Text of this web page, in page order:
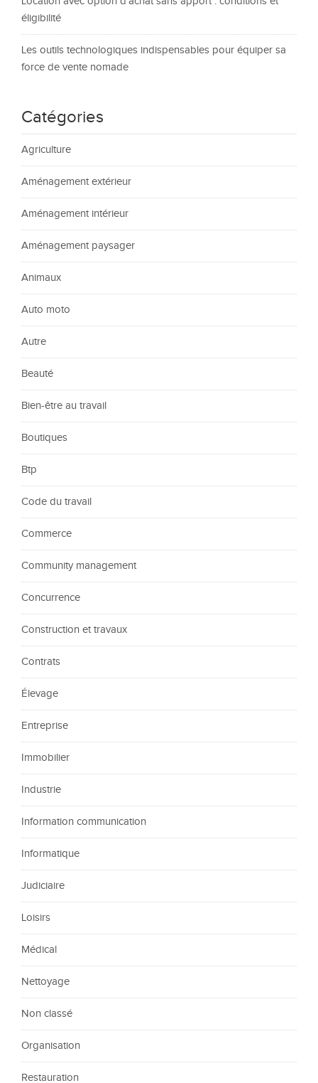
éligibilité
Les outils technologiques indispensables pour équiper sa
force de vente nomade
Catégories
Agriculture
Aménagement extérieur
Aménagement intérieur
Aménagement paysager
Animaux
Auto moto
Autre
Beauté
Bien-être au travail
Boutiques
Btp
Code du travail
Commerce
Community management
Concurrence
Construction et travaux
Contrats
Élevage
Entreprise
Immobilier
Industrie
Information communication
Informatique
Judiciaire
Loisirs
Médical
Nettoyage
Non classé
Organisation
Restauration